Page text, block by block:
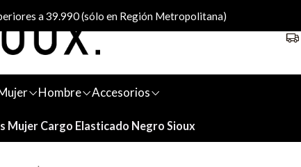
Hombre Accesorios
a 39.990 (sólo en Región Metropolitana)
Mujer Cargo Elasticado Negro Sioux